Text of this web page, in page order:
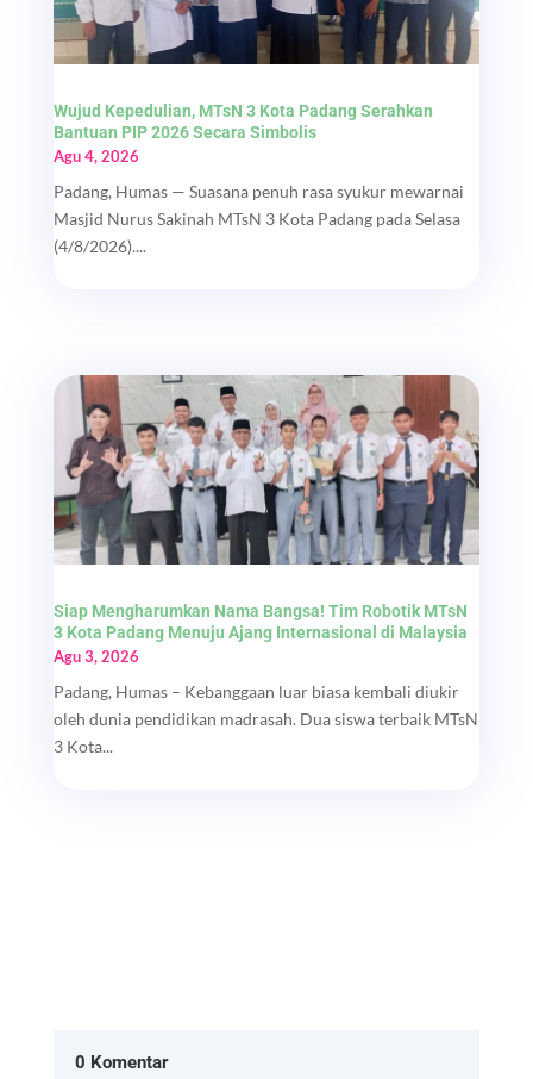
Wujud Kepedulian, MTsN 3 Kota Padang Serahkan
Bantuan PIP 2026 Secara Simbolis
Agu 4, 2026
Padang, Humas — Suasana penuh rasa syukur mewarnai
Masjid Nurus Sakinah MTsN 3 Kota Padang pada Selasa
(4/8/2026)....
Siap Mengharumkan Nama Bangsa! Tim Robotik MTsN
3 Kota Padang Menuju Ajang Internasional di Malaysia
Agu 3, 2026
Padang, Humas – Kebanggaan luar biasa kembali diukir
oleh dunia pendidikan madrasah. Dua siswa terbaik MTsN
3 Kota...
0 Komentar